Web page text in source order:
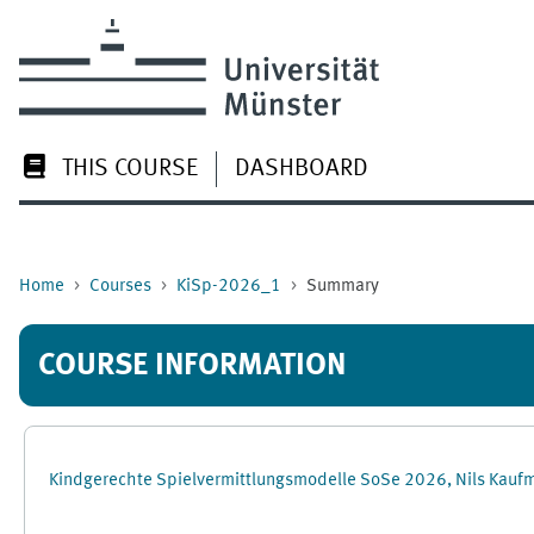
THIS COURSE DASHBOARD
Home Courses KiSp-2026_1 Summary
COURSE INFORMATION
Kindgerechte Spielvermittlungsmodelle SoSe 2026, Nils